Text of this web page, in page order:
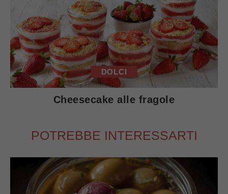
DOLCI
Cheesecake alle fragole
POTREBBE INTERESSARTI